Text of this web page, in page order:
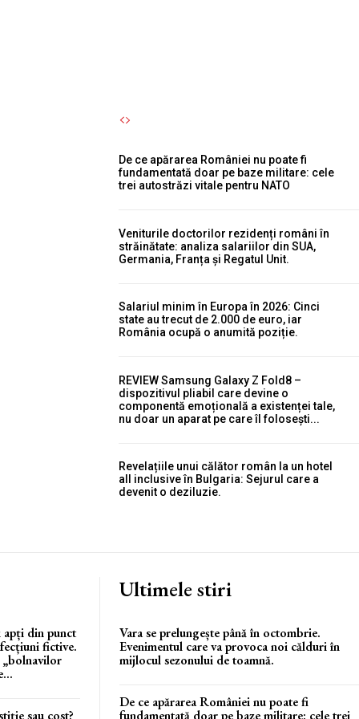
De ce apărarea României nu poate fi
fundamentată doar pe baze militare: cele
trei autostrăzi vitale pentru NATO
Veniturile doctorilor rezidenți români în
străinătate: analiza salariilor din SUA,
Germania, Franța și Regatul Unit.
Salariul minim în Europa în 2026: Cinci
state au trecut de 2.000 de euro, iar
România ocupă o anumită poziție.
REVIEW Samsung Galaxy Z Fold8 –
dispozitivul pliabil care devine o
componentă emoțională a existenței tale,
nu doar un aparat pe care îl folosești...
Revelațiile unui călător român la un hotel
all inclusive în Bulgaria: Sejurul care a
devenit o deziluzie.
apți din punct
fictive.
„bolnavilor
sau cost?
Ultimele stiri
Vara se prelungește până în octombrie.
Evenimentul care va provoca noi călduri în
mijlocul sezonului de toamnă.
De ce apărarea României nu poate fi
fundamentată doar pe baze militare: cele trei